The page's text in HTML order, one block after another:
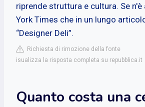
riprende struttura e cultura. Se
York Times che in un lungo
“Designer Deli”.
Richiesta di rimozione della fonte
isualizza la risposta completa su repubblica.it
Quanto costa una